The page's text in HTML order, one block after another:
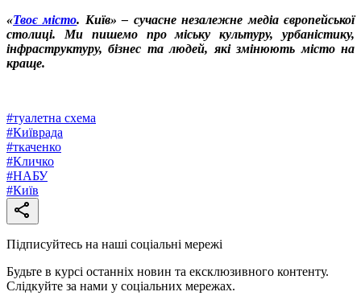
«Твоє місто. Київ» – сучасне незалежне медіа європейської
столиці. Ми пишемо про міську культуру, урбаністику,
інфраструктуру, бізнес та людей, які змінюють місто на
краще.
#туалетна схема
#Київрада
#ткаченко
#Кличко
#НАБУ
#Київ
Підписуйтесь на наші соціальні мережі
Будьте в курсі останніх новин та ексклюзивного контенту.
Слідкуйте за нами у соціальних мережах.